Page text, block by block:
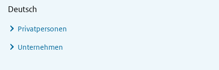
Deutsch
Privatpersonen
Unternehmen